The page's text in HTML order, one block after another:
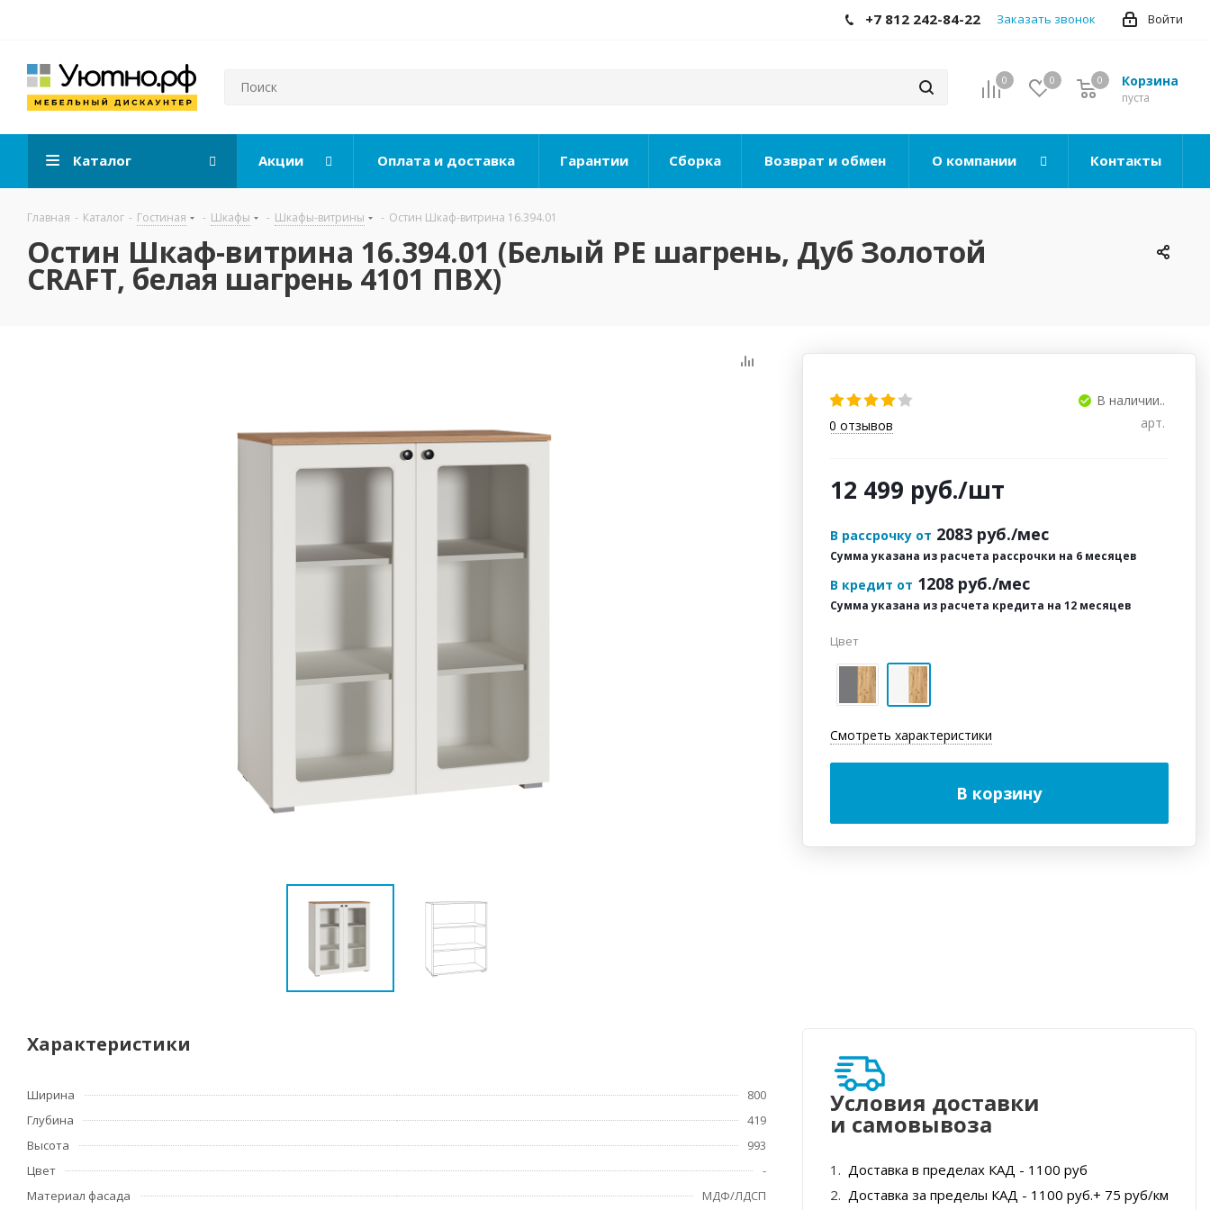
Войти
+7 812 242-84-22 Заказать звонок
0 0 Корзина
0
пуста
0
Каталог Акции Оплата и доставка Гарантии Сборка Возврат и обмен О компании Контакты
Главная - Каталог - Гостиная - Шкафы - Шкафы-витрины - Остин Шкаф-витрина 16.394.01
Остин Шкаф-витрина 16.394.01 (Белый PE шагрень, Дуб Золотой
CRAFT, белая шагрень 4101 ПВХ)
0 отзывов
В наличии..
арт.
12 499 руб./шт
В рассрочку от 2083 руб./мес
Сумма указана из расчета рассрочки на 6 месяцев
В кредит от 1208 руб./мес
Сумма указана из расчета кредита на 12 месяцев
Цвет
Смотреть характеристики
В корзину
Характеристики
Ширина
800
Глубина
419
Высота
993
Цвет
-
Материал фасада
МДФ/ЛДСП
Условия доставки
и самовывоза
Доставка в пределах КАД - 1100 руб
Доставка за пределы КАД - 1100 руб.+ 75 руб/км